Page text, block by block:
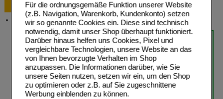
Für die ordnungsgemäße Funktion unserer Website
(z.B. Navigation, Warenkorb, Kundenkonto) setzen
wir so genannte Cookies ein. Diese sind technisch
notwendig, damit unser Shop überhaupt funktioniert.
Darüber hinaus helfen uns Cookies, Pixel und
vergleichbare Technologien, unsere Website an das
von Ihnen bevorzugte Verhalten im Shop
anzupassen. Die Informationen darüber, wie Sie
unsere Seiten nutzen, setzen wir ein, um den Shop
zu optimieren oder z.B. auf Sie zugeschnittene
Werbung einblenden zu können.
Bestellung
Versandkosten